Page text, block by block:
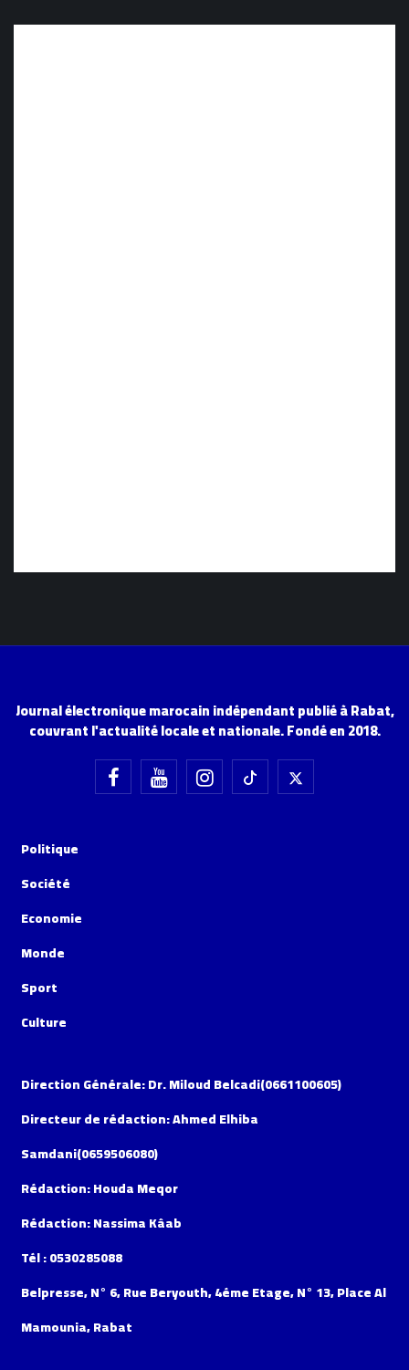
Journal électronique marocain indépendant publié à Rabat,
couvrant l'actualité locale et nationale. Fondé en 2018.
Politique
Société
Economie
Monde
Sport
Culture
Direction Générale: Dr. Miloud Belcadi(0661100605)
Directeur de rédaction: Ahmed Elhiba
Samdani(0659506080)
Rédaction: Houda Meqor
Rédaction: Nassima Kâab
Tél : 0530285088
Belpresse, N° 6, Rue Beryouth, 4éme Etage, N° 13, Place Al
Mamounia, Rabat